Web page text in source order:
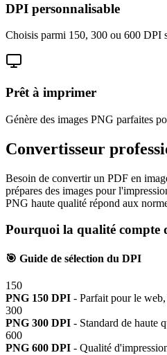
DPI personnalisable
Choisis parmi 150, 300 ou 600 DPI
Prêt à imprimer
Génère des images PNG parfaites
Convertisseur
Besoin de convertir un PDF en
prépares des images pour
PNG haute qualité répond aux
Pourquoi la qualité compte
🎯 Guide de sélection du DPI
150
PNG 150 DPI - Parfait pour le
300
PNG 300 DPI - Standard de haute
600
PNG 600 DPI - Qualité